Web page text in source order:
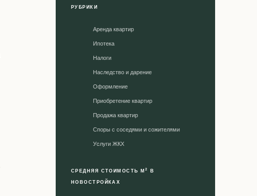
РУБРИКИ
Аренда квартир
Ипотека
Налоги
Наследство и дарение
Оформление
Приобретение квартир
Продажа квартир
Споры с соседями и сожителями
Уcлуги ЖКХ
СРЕДНЯЯ СТОИМОСТЬ М2 В
НОВОСТРОЙКАХ